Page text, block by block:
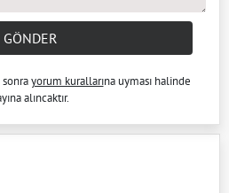
GÖNDER
yorum kurallarına uyması halinde
alıncaktır.